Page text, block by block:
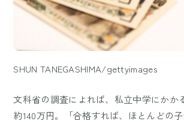
SHUN TANEGASHIMA/gettyimages
文科省の調査によれば、私立中学にかか
約140万円。「合格すれば、ほとんどの